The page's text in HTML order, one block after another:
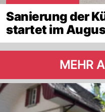
Sanierung der
startet im
MEHR